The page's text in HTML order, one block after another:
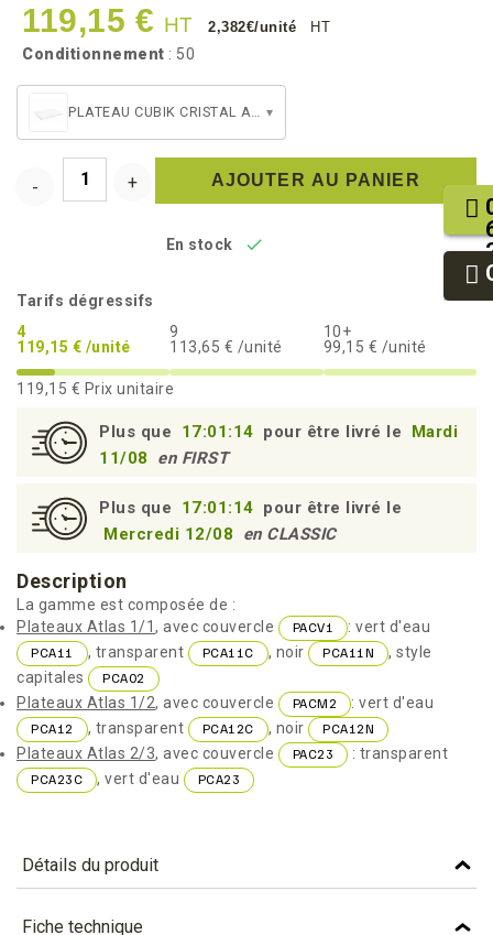
119,15 € HT 2,382€/unité HT
Conditionnement : 50
▾
AJOUTER AU PANIER
En stock 
Tarifs dégressifs
4
119,15 € /unité
9
113,65 € /unité
10+
99,15 € /unité
119,15 € Prix unitaire
Plus que 17:01:13 pour être livré le
Mardi
11/08
en FIRST
Plus que 17:01:13 pour être livré le
Mercredi 12/08
en CLASSIC
Description
La gamme est composée de :
Plateaux Atlas 1/1 , avec couvercle PACV1 : vert d'eau
PCA11 , transparent PCA11C , noir PCA11N
, style
capitales
PCA02
Plateaux Atlas 1/2, avec couvercle PACM2 : vert d'eau
PCA12 , transparent PCA12C , noir PCA12N
Plateaux Atlas 2/3, avec couvercle PAC23 : transparent
PCA23C , vert d'eau PCA23
Détails du produit
Référence PCA11C
Fiche technique